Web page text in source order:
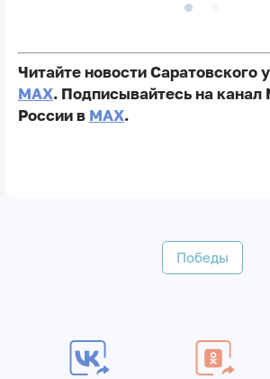
Читайте новости Саратовского
MAX. Подписывайтесь на канал
России в MAX.
Победы